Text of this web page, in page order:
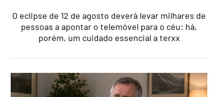
O eclipse de 12 de agosto deverá levar milhares de
pessoas a apontar o telemóvel para o céu: há,
porém, um cuidado essencial a terxx